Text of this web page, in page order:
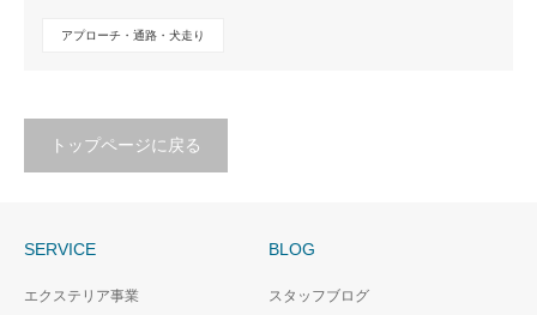
アプローチ・通路・犬走り
トップページに戻る
SERVICE
エクステリア事業
BLOG
スタッフブログ